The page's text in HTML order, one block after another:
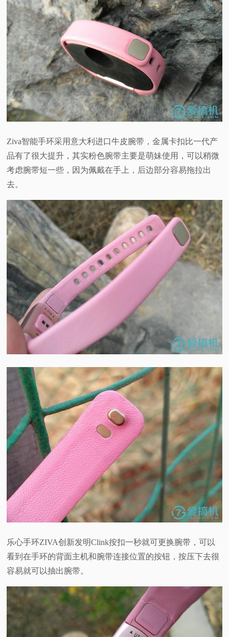
Ziva智能手环采用意大利进口牛皮腕带，金属卡扣比一代产
品有了很大提升，其实粉色腕带主要是萌妹使用，可以稍微
考虑腕带短一些，因为佩戴在手上，后边部分容易拖拉出
去。
乐心手环ZIVA创新发明Clink按扣一秒就可更换腕带，可以
看到在手环的背面主机和腕带连接位置的按钮，按压下去很
容易就可以抽出腕带。